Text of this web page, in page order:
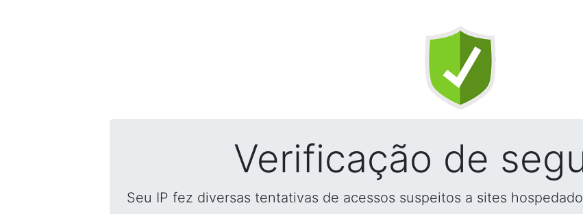
Verificação de
Seu IP fez diversas tentativas de acessos suspeitos a sites